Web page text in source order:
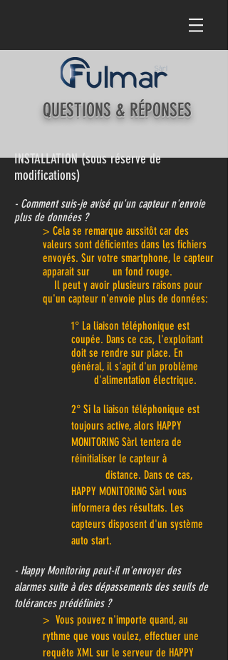
QUESTIONS & RÉPONSES
INSTALLATION (sous réserve de
modifications)
- Comment suis-je avisé qu'un capteur n'envoie
plus de données ?
> Cela se remarque aussitôt car des
valeurs sont déficientes dans les fichiers
envoyés. Sur votre smartphone, le capteur
apparait sur un fond rouge.
Il peut y avoir plusieurs raisons pour
qu'un capteur n'envoie plus de données:
1° La liaison téléphonique est
coupée. Dans ce cas, l'exploitant
doit se rendre sur place. En
général, il s'agit d'un problème
d'alimentation électrique.
2° Si la liaison téléphonique est
toujours active, alors HAPPY
MONITORING Sàrl tentera de
réinitialiser le capteur à
distance. Dans ce cas,
HAPPY MONITORING Sàrl vous
informera des résultats. Les
capteurs disposent d'un système
auto start.
- Happy Monitoring peut-il m'envoyer des
alarmes suite à des dépassements des seuils de
tolérances prédéfinies ?
> Vous pouvez n'importe quand, au
rythme que vous voulez, effectuer une
requête XML sur le serveur de HAPPY